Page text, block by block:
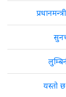
यस्तो